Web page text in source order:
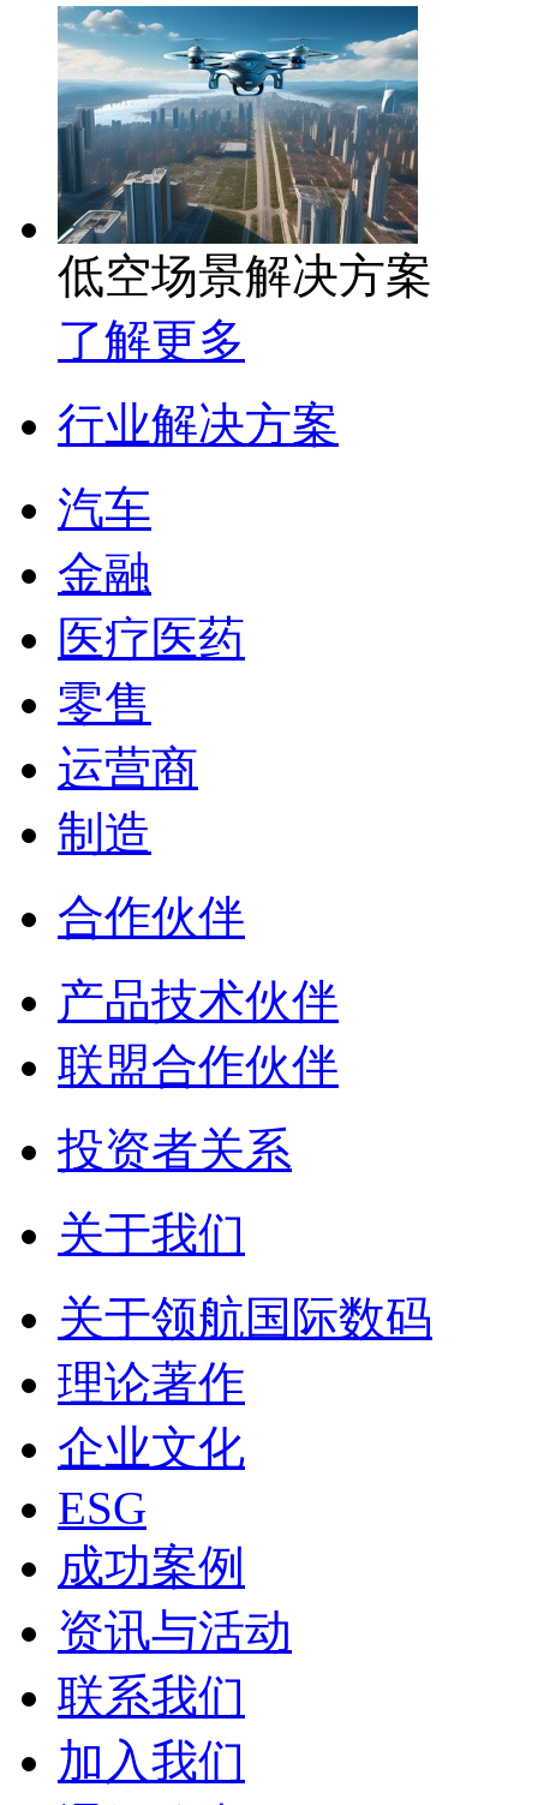
低空场景解决方案
了解更多
行业解决方案
汽车
金融
医疗医药
零售
运营商
制造
合作伙伴
产品技术伙伴
联盟合作伙伴
投资者关系
关于我们
关于领航国际数码
理论著作
企业文化
ESG
成功案例
资讯与活动
联系我们
加入我们